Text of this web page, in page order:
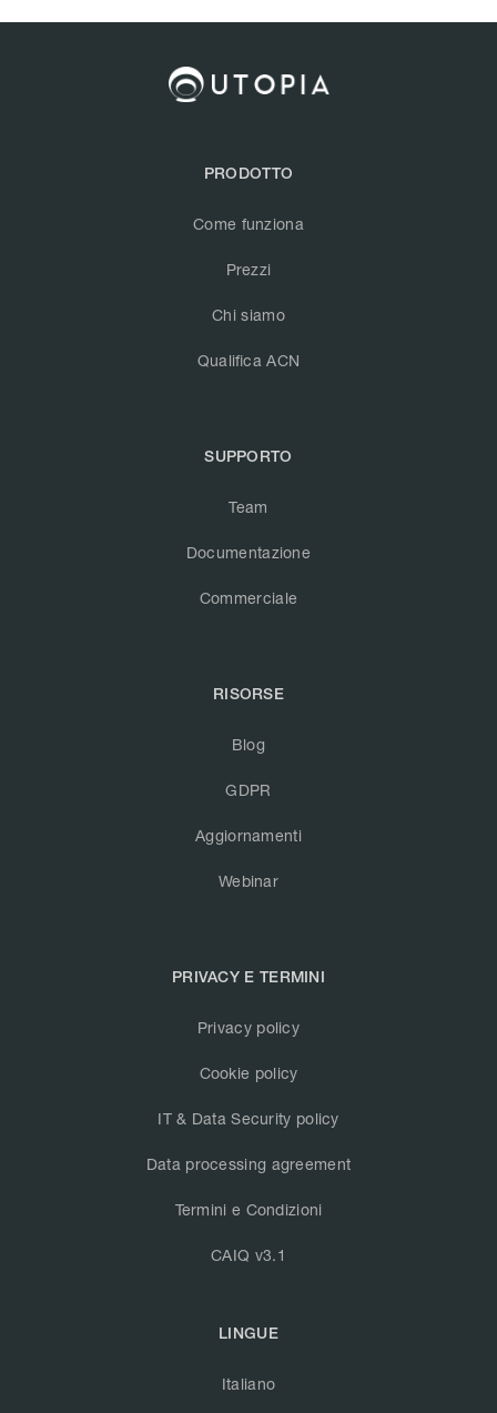
PRODOTTO
Come funziona
Prezzi
Chi siamo
Qualifica ACN
SUPPORTO
Team
Documentazione
Commerciale
RISORSE
Blog
GDPR
Aggiornamenti
Webinar
PRIVACY E TERMINI
Privacy policy
Cookie policy
IT & Data Security policy
Data processing agreement
Termini e Condizioni
CAIQ v3.1
LINGUE
Italiano